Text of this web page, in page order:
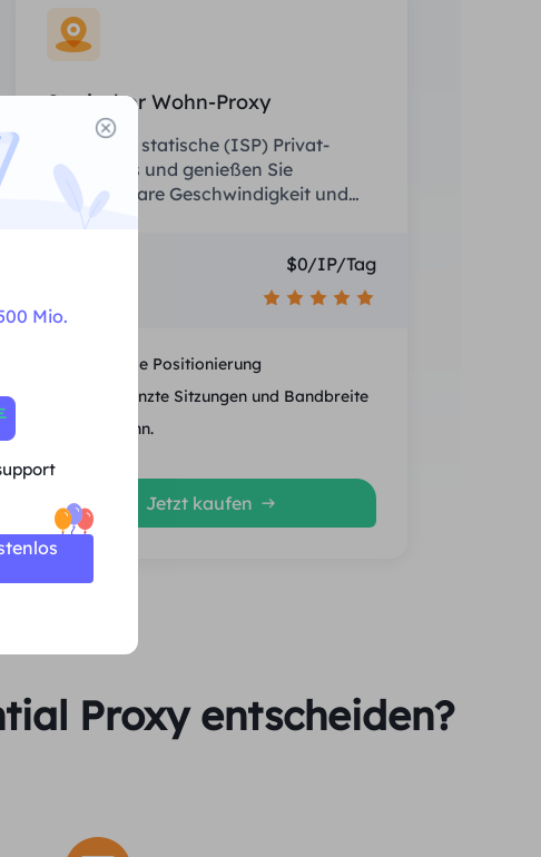
Statischer Wohn-Proxy
Rüsten Sie statische (ISP) Privat-
Proxys aus und genießen Sie
unschlagbare Geschwindigkeit und
Stabilität.
$0/IP/Tag
Nationale Positionierung
Unbegrenzte Sitzungen und Bandbreite
Durchschn.
Jetzt kaufen
Proxy entscheiden?
Mio.